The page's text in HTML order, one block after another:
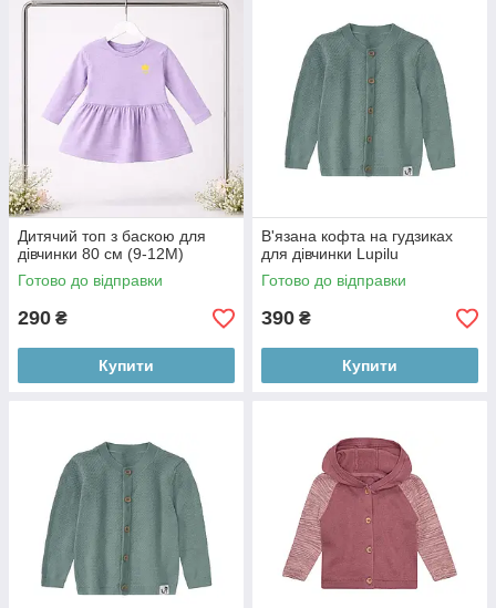
Дитячий топ з баскою для
дівчинки 80 см (9-12М)
Готово до відправки
290 ₴
Купити
В'язана кофта на гудзиках
для дівчинки Lupilu
Готово до відправки
390 ₴
Купити